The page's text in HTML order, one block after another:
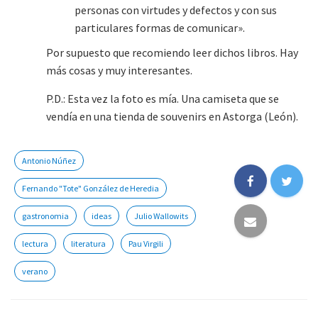
personas con virtudes y defectos y con sus
particulares formas de comunicar».
Por supuesto que recomiendo leer dichos libros. Hay
más cosas y muy interesantes.
P.D.: Esta vez la foto es mía. Una camiseta que se
vendía en una tienda de souvenirs en Astorga (León).
Antonio Núñez
Fernando "Tote" González de Heredia
gastronomia ideas Julio Wallowits
lectura literatura Pau Virgili
verano